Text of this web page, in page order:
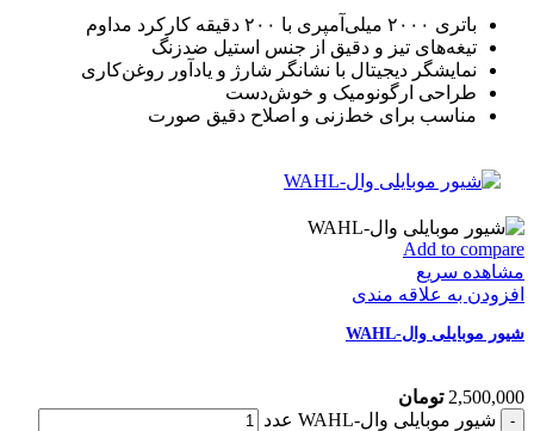
باتری ۲۰۰۰ میلی‌آمپری با ۲۰۰ دقیقه کارکرد مداوم
تیغه‌های تیز و دقیق از جنس استیل ضدزنگ
نمایشگر دیجیتال با نشانگر شارژ و یادآور روغن‌کاری
طراحی ارگونومیک و خوش‌دست
مناسب برای خط‌زنی و اصلاح دقیق صورت
Add to compare
مشاهده سریع
افزودن به علاقه مندی
شیور موبایلی وال-WAHL
2,500,000 تومان
شیور موبایلی وال-WAHL عدد